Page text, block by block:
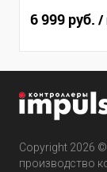
6 999 руб. /
Copyright 2026
производство